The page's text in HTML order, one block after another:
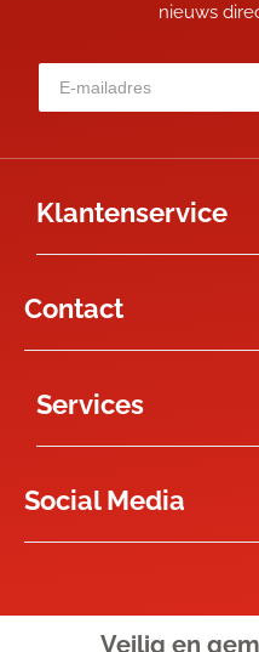
nieuws
Klantenservice
Contact
Services
Social Media
Veilig en